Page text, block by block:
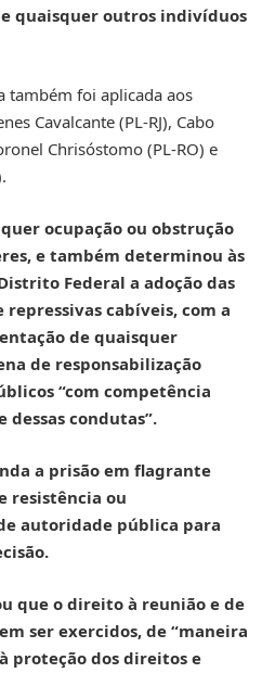
quaisquer outros indivíduos
também foi aplicada aos
Cavalcante (PL-RJ), Cabo
Chrisóstomo (PL-RO) e
ocupação ou obstrução
e também determinou às
Federal a adoção das
cabíveis, com a
de quaisquer
de responsabilização
“com competência
condutas”.
a prisão em flagrante
resistência ou
autoridade pública para
que o direito à reunião e de
ser exercidos, de “maneira
proteção dos direitos e